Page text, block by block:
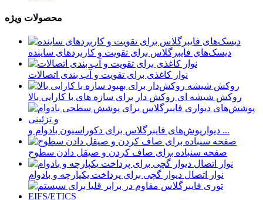
محصولات ویژه
دیسک‌های فایبرگلاس برای تقویت و کاربردهای ساینده
نوار کاغذی برای تقویت و آب بندی اتصالات
روکش شیشه ای روکش دار برای سازه های با کارایی بالا
دیوارپوش‌های فایبرگلاس برای دکوراسیون بادوام و ...
صفحه سنباده برای صاف کردن و صیقل دادن سطوح
نوار اتصال دیوار گچی برای پرداخت یکپارچه و بادوام